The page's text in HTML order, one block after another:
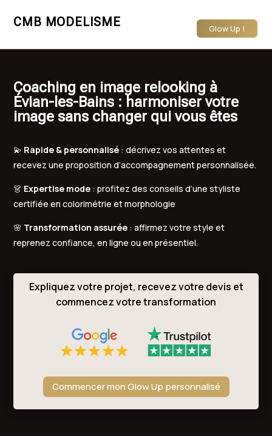
CMB MODELISME Glow Up !
Coaching en image relooking à
Évian-les-Bains : harmoniser votre
image sans changer qui vous êtes
💫 Rapide & personnalisé : décrivez vos attentes et
recevez une proposition d’accompagnement personnalisée.
👗 Expertise mode : profitez des conseils d’une styliste
certifiée en colorimétrie et morphologie
🌸 Transformation assurée : affirmez votre style et
reprenez confiance, en ligne ou en présentiel.
Expliquez votre projet, recevez votre devis et
commencez votre transformation
Commencer mon Glow Up personnalisé